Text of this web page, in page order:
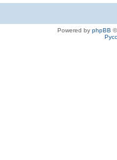
Powered by phpBB